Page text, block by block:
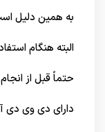
به همین دلیل
البته هنگام
حتماً قبل از
دارای دی وی دی